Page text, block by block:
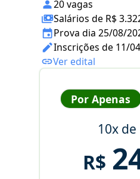
20 vagas
Salários de R$
Prova dia 25/08/
Inscrições de 11/
Ver edital
Por Apenas
10x de
R$